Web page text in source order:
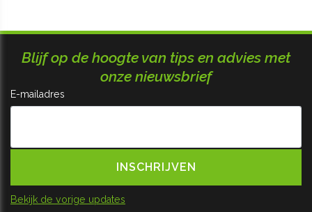
Blijf op de hoogte van tips en advies met
onze nieuwsbrief
E-mailadres
Bekijk de vorige updates